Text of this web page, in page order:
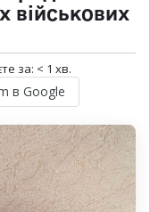
військових
за: < 1 хв.
в Google